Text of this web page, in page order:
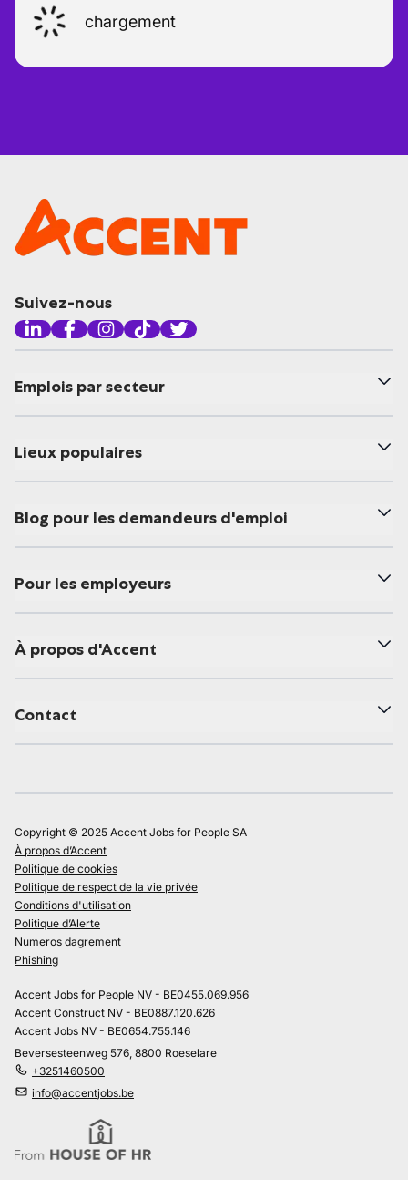
chargement
Suivez-nous
Emplois par secteur
Lieux populaires
Blog pour les demandeurs d'emploi
Pour les employeurs
À propos d'Accent
Contact
Copyright © 2025 Accent Jobs for People SA
À propos d’Accent
Politique de cookies
Politique de respect de la vie privée
Conditions d'utilisation
Politique d’Alerte
Numeros dagrement
Phishing
Accent Jobs for People NV - BE0455.069.956
Accent Construct NV - BE0887.120.626
Accent Jobs NV - BE0654.755.146
Beversesteenweg 576, 8800 Roeselare
+3251460500
info@accentjobs.be